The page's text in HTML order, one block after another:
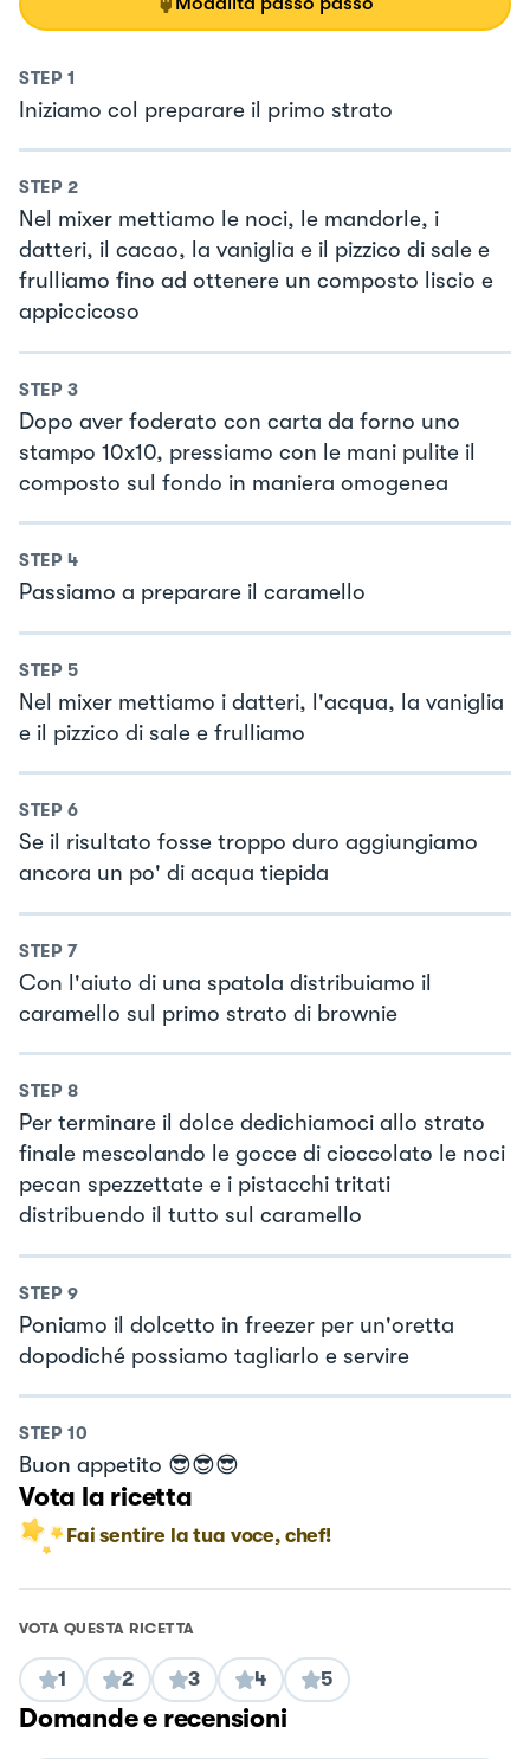
STEP 1
Iniziamo col preparare il primo strato
STEP 2
Nel mixer mettiamo le noci, le mandorle, i
datteri, il cacao, la vaniglia e il pizzico di sale e
frulliamo fino ad ottenere un composto liscio e
appiccicoso
STEP 3
Dopo aver foderato con carta da forno uno
stampo 10x10, pressiamo con le mani pulite il
composto sul fondo in maniera omogenea
STEP 4
Passiamo a preparare il caramello
STEP 5
Nel mixer mettiamo i datteri, l'acqua, la vaniglia
e il pizzico di sale e frulliamo
STEP 6
Se il risultato fosse troppo duro aggiungiamo
ancora un po' di acqua tiepida
STEP 7
Con l'aiuto di una spatola distribuiamo il
caramello sul primo strato di brownie
STEP 8
Per terminare il dolce dedichiamoci allo strato
finale mescolando le gocce di cioccolato le noci
pecan spezzettate e i pistacchi tritati
distribuendo il tutto sul caramello
STEP 9
Poniamo il dolcetto in freezer per un'oretta
dopodiché possiamo tagliarlo e servire
STEP 10
Buon appetito 😎😎😎
Vota la ricetta
Fai sentire la tua voce, chef!
VOTA QUESTA RICETTA
1 2 3 4 5
Domande e recensioni